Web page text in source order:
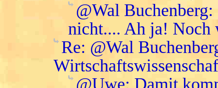
@Wal
nicht.... Ah ja! Noch
Re: @Wal
@Uwe: Damit